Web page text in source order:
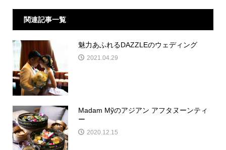
関連記事一覧
魅力あふれるDAZZLEのウェディング
2021.04.29
Madam Mỹのアジアン アフタヌーンティ
ー
2020.12.15